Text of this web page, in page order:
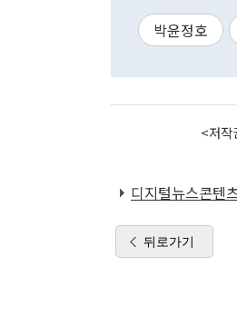
박윤정호
<저작
디지털뉴스콘텐
뒤로가기